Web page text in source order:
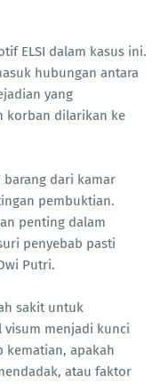
ELSI dalam kasus ini.
hubungan antara
yang
korban dilarikan ke
barang dari kamar
pembuktian.
penting dalam
penyebab pasti
Putri.
sakit untuk
visum menjadi kunci
kematian, apakah
atau faktor